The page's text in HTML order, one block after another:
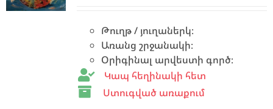
Թուղթ / յուղաներկ։
Առանց շրջանակի։
Օրիգինալ արվեստի գործ։
Կապ հեղինակի հետ
Ստուգված առաքում